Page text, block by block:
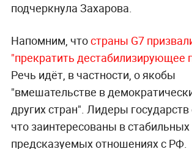
подчеркнула Захарова.
Напомним, чтостраны G7
"прекратить дестабилизирующее
Речь идёт, в частности, о якобы
"вмешательстве в
других стран". Лидеры
что заинтересованы в стабильных
предсказуемых отношениях с РФ.